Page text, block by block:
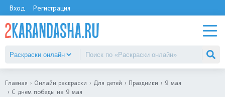
Вход Регистрация
Главная Онлайн раскраски Для детей Праздники
9 мая
С днем победы на 9 мая